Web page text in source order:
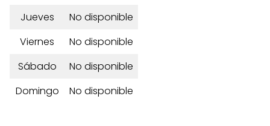
Jueves
No disponible
Viernes
No disponible
Sábado
No disponible
Domingo
No disponible